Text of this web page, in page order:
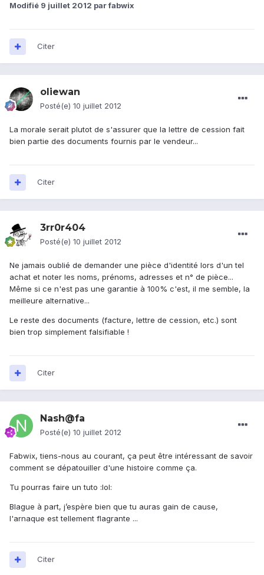
Modifié 9 juillet 2012 par fabwix
Citer
oliewan
Posté(e) 10 juillet 2012
La morale serait plutot de s'assurer que la lettre de cession fait
bien partie des documents fournis par le vendeur...
Citer
3rr0r404
Posté(e) 10 juillet 2012
Ne jamais oublié de demander une pièce d'identité lors d'un tel
achat et noter les noms, prénoms, adresses et n° de pièce...
Même si ce n'est pas une garantie à 100% c'est, il me semble, la
meilleure alternative...
Le reste des documents (facture, lettre de cession, etc.) sont
bien trop simplement falsifiable !
Citer
Nash@fa
Posté(e) 10 juillet 2012
Fabwix, tiens-nous au courant, ça peut être intéressant de savoir
comment se dépatouiller d'une histoire comme ça.
Tu pourras faire un tuto :lol:
Blague à part, j’espère bien que tu auras gain de cause,
l'arnaque est tellement flagrante ...
Citer